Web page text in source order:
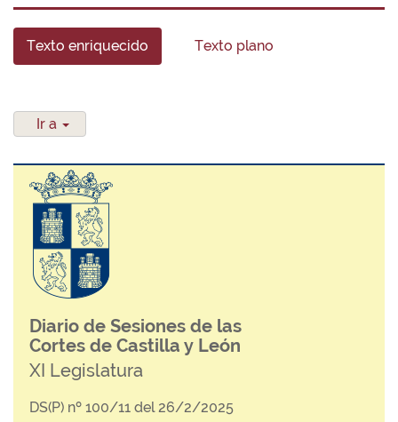
Texto enriquecido Texto plano
Ir a
Diario de Sesiones de las
Cortes de Castilla y León
XI Legislatura
DS(P) nº 100/11 del 26/2/2025